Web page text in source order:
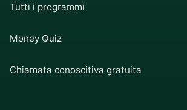
Tutti i programmi
Money Quiz
Chiamata conoscitiva gratuita